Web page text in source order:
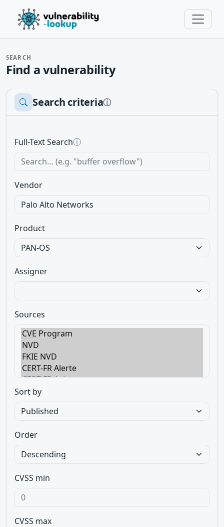
SEARCH
Find a vulnerability
Search criteriaⓘ
Full-Text Searchⓘ
Vendor
Product
Assigner
Sources
Sort by
Order
CVSS min
CVSS max